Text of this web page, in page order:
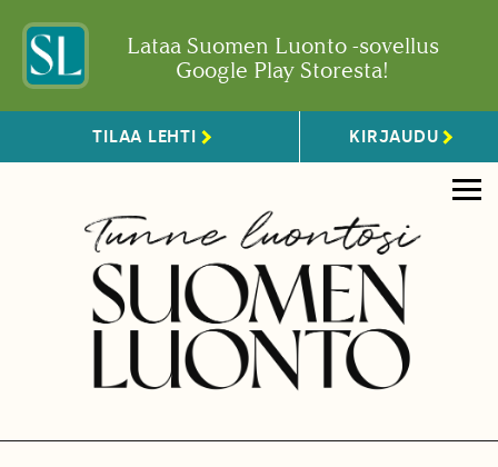
Lataa Suomen Luonto -sovellus
Google Play Storesta!
TILAA LEHTI KIRJAUDU